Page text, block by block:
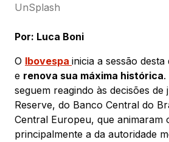
UnSplash
Por: Luca Boni
O Ibovespa inicia a sessão
e renova sua máxima histórica.
seguem reagindo às decisões de
Reserve, do Banco Central do
Central Europeu, que animaram
principalmente a da autoridade